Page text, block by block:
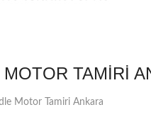
TAMIRI
Motor Tamiri Ankara